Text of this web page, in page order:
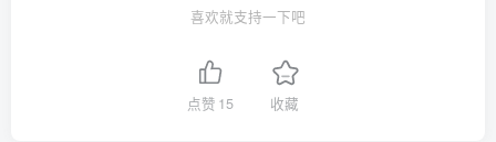
喜欢就支持一下吧
点赞 15 收藏